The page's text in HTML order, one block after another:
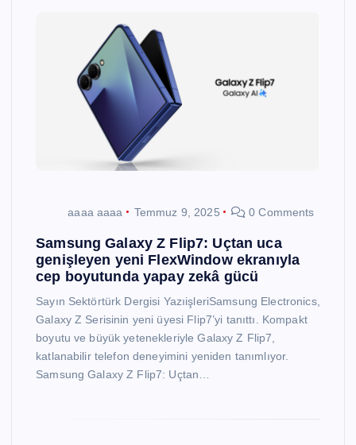
aaaa aaaa Temmuz 9, 2025 0 Comments
Samsung Galaxy Z Flip7: Uçtan uca
genişleyen yeni FlexWindow ekranıyla
cep boyutunda yapay zekâ gücü
Sayın Sektörtürk Dergisi YazıişleriSamsung Electronics,
Galaxy Z Serisinin yeni üyesi Flip7’yi tanıttı. Kompakt
boyutu ve büyük yetenekleriyle Galaxy Z Flip7,
katlanabilir telefon deneyimini yeniden tanımlıyor.
Samsung Galaxy Z Flip7: Uçtan…